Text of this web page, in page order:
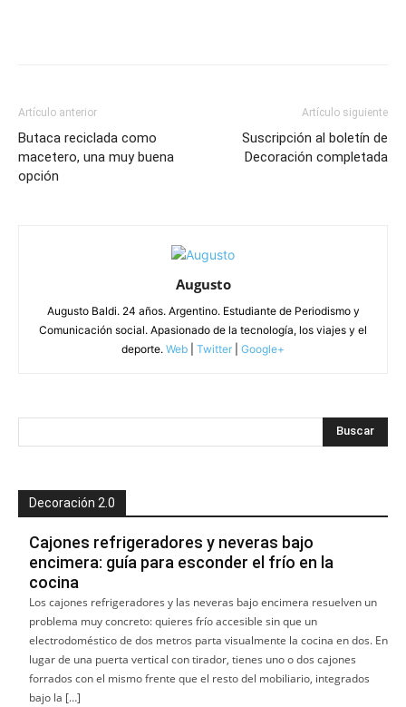
Artículo anterior
Butaca reciclada como
macetero, una muy buena
opción
Artículo siguiente
Suscripción al boletín de
Decoración completada
Augusto
Augusto Baldi. 24 años. Argentino. Estudiante de Periodismo y
Comunicación social. Apasionado de la tecnología, los viajes y el
deporte. Web Twitter Google+
Decoración 2.0
Cajones refrigeradores y neveras bajo
encimera: guía para esconder el frío en la
cocina
Los cajones refrigeradores y las neveras bajo encimera resuelven un
problema muy concreto: quieres frío accesible sin que un
electrodoméstico de dos metros parta visualmente la cocina en dos. En
lugar de una puerta vertical con tirador, tienes uno o dos cajones
forrados con el mismo frente que el resto del mobiliario, integrados
bajo la […]